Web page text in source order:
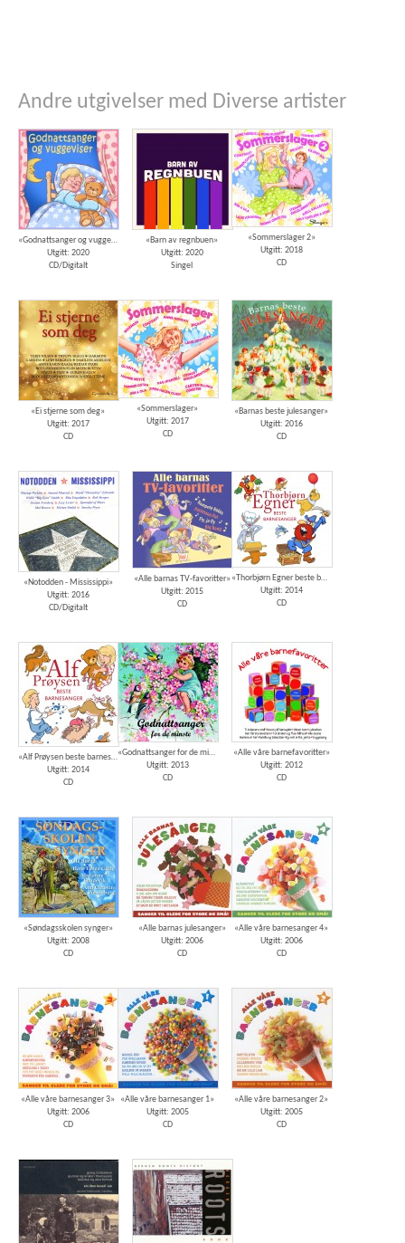
Andre utgivelser med Diverse artister
«Godnattsanger og vuggeviser»
Utgitt: 2020
CD/Digitalt
«Barn av regnbuen»
Utgitt: 2020
Singel
«Sommerslager 2»
Utgitt: 2018
CD
«Ei stjerne som deg»
Utgitt: 2017
CD
«Sommerslager»
Utgitt: 2017
CD
«Barnas beste julesanger»
Utgitt: 2016
CD
«Notodden - Mississippi»
Utgitt: 2016
CD/Digitalt
«Alle barnas TV-favoritter»
Utgitt: 2015
CD
«Thorbjørn Egner beste barnesanger»
Utgitt: 2014
CD
«Alf Prøysen beste barnesanger»
Utgitt: 2014
CD
«Godnattsanger for de minste»
Utgitt: 2013
CD
«Alle våre barnefavoritter»
Utgitt: 2012
CD
«Søndagsskolen synger»
Utgitt: 2008
CD
«Alle barnas julesanger»
Utgitt: 2006
CD
«Alle våre barnesanger 4»
Utgitt: 2006
CD
«Alle våre barnesanger 3»
Utgitt: 2006
CD
«Alle våre barnesanger 1»
Utgitt: 2005
CD
«Alle våre barnesanger 2»
Utgitt: 2005
CD